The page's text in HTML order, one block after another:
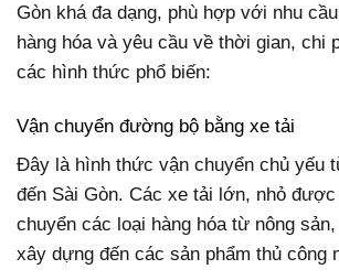
Gòn khá đa dạng, phù hợp với nhu
hàng hóa và yêu cầu về thời gian, chi
các hình thức phổ biến:
Vận chuyển đường bộ bằng xe tải
Đây là hình thức vận chuyển chủ yếu
đến Sài Gòn. Các xe tải lớn, nhỏ
chuyển các loại hàng hóa từ nông
xây dựng đến các sản phẩm thủ công